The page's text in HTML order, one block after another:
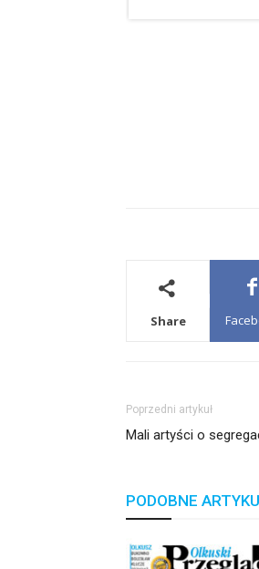
Share
Poprzedni artykuł
Mali artyści o
PODOBNE